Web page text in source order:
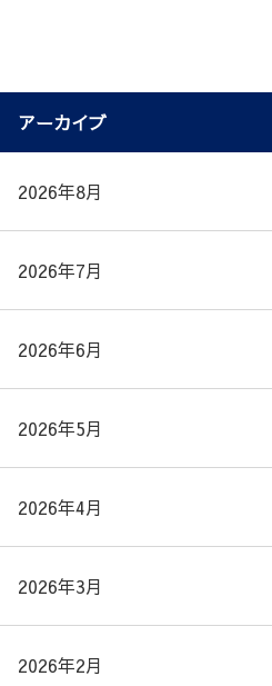
アーカイブ
2026年8月
2026年7月
2026年6月
2026年5月
2026年4月
2026年3月
2026年2月